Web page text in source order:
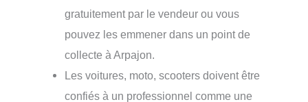
gratuitement par le vendeur ou vous
pouvez les emmener dans un point de
collecte à Arpajon.
Les voitures, moto, scooters doivent être
confiés à un professionnel comme une